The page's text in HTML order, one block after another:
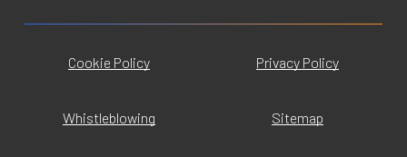
Cookie Policy Privacy Policy
Whistleblowing Sitemap